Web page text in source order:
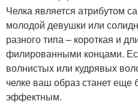
Челка является атрибутом
молодой девушки или
разного типа – короткая и
филированными концами.
волнистых или кудрявых
челке ваш образ станет
эффектным.